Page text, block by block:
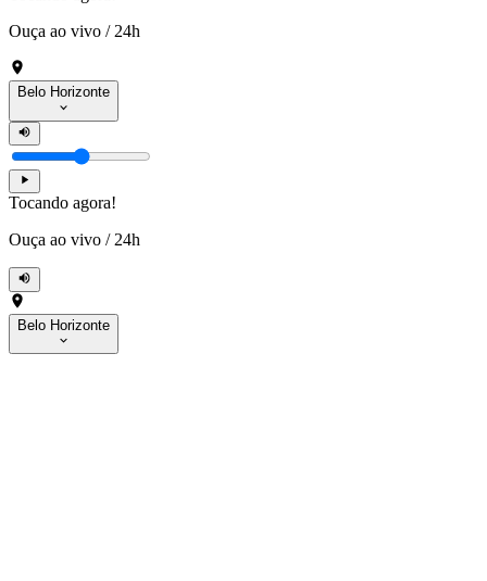
Ouça ao vivo / 24h
Belo Horizonte
Tocando agora!
Ouça ao vivo / 24h
Belo Horizonte